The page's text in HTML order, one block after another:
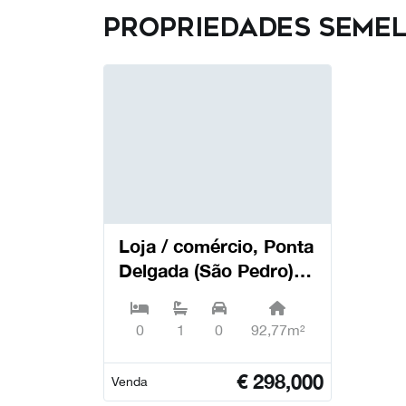
Propriedades
Loja / comércio, Ponta
Delgada (São Pedro) -
0 1 0 92,77m²
Venda €298,000